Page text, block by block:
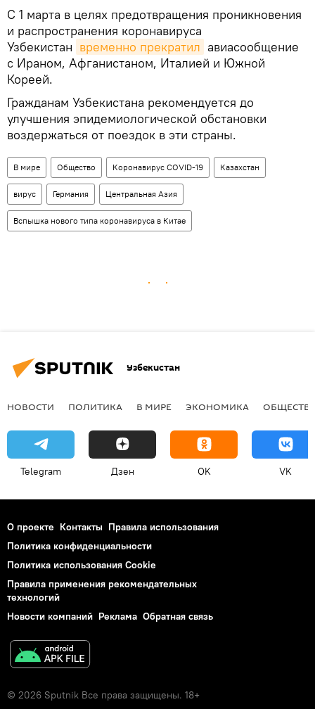
С 1 марта в целях предотвращения проникновения
и распространения коронавируса
Узбекистан временно прекратил авиасообщение
с Ираном, Афганистаном, Италией и Южной
Кореей.
Гражданам Узбекистана рекомендуется до
улучшения эпидемиологической обстановки
воздержаться от поездок в эти страны.
В мире Общество Коронавирус COVID-19 Казахстан
вирус Германия Центральная Азия
Вспышка нового типа коронавируса в Китае
Узбекистан
НОВОСТИ ПОЛИТИКА В МИРЕ ЭКОНОМИКА
Telegram Дзен OK VK
О проекте Контакты Правила использования
Политика конфиденциальности
Политика использования Cookie
Правила применения рекомендательных
технологий
Новости компаний Реклама Обратная связь
© 2026 Sputnik Все права защищены. 18+